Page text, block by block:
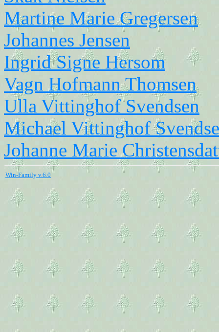
Martine Marie Gregersen
Johannes Jensen
Ingrid Signe Hersom
Vagn Hofmann Thomsen
Ulla Vittinghof Svendsen
Michael Vittinghof
Johanne Marie
Win-Family v.6.0